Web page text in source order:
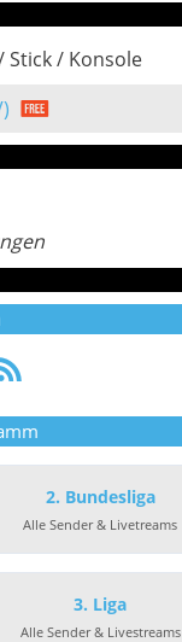
Stick / Konsole
2. Bundesliga
Alle Sender & Livetreams
3. Liga
Alle Sender & Livestreams